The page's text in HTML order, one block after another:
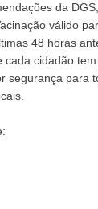
da
válido
48 horas
cidadão
segurança para